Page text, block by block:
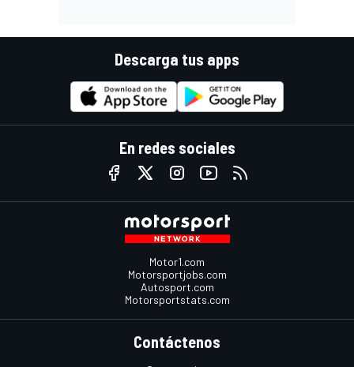
Descarga tus apps
En redes sociales
Motor1.com
Motorsportjobs.com
Autosport.com
Motorsportstats.com
Contáctenos